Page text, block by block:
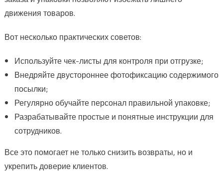
движения товаров.
Вот несколько практических советов:
Используйте чек-листы для контроля при отгрузке;
Внедряйте двустороннее фотофиксацию содержимого
посылки;
Регулярно обучайте персонал правильной упаковке;
Разрабатывайте простые и понятные инструкции для
сотрудников.
Все это помогает не только снизить возвраты, но и
укрепить доверие клиентов.